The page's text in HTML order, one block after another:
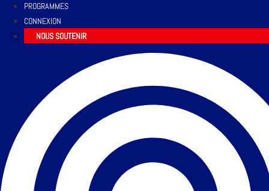
PROGRAMMES
CONNEXION
NOUS SOUTENIR